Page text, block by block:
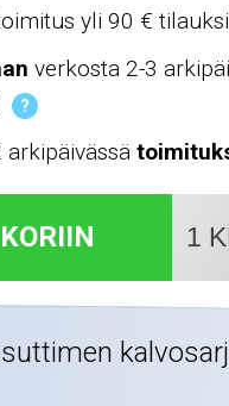
yli 90 €
verkosta 2-3
?
arkipäivässä
KORIIN